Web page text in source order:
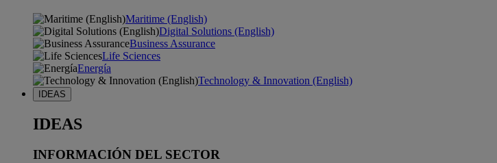
Maritime (English)
Digital Solutions (English)
Business Assurance
Life Sciences
Energía
Technology & Innovation (English)
IDEAS
IDEAS
INFORMACIÓN DEL SECTOR